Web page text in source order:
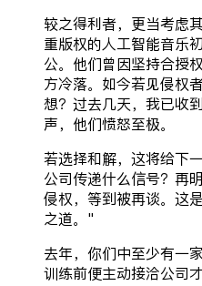
较之得利者，更当考虑
重版权的人工智能音乐
公。他们曾因坚持合授
方冷落。如今若见侵权
想？过去几天，我已收
声，他们愤怒至极。
若选择和解，这将给下
公司传递什么信号？再
侵权，等到被再谈。这
之道。"
去年，你们中至少有一
训练前便主动接洽公司